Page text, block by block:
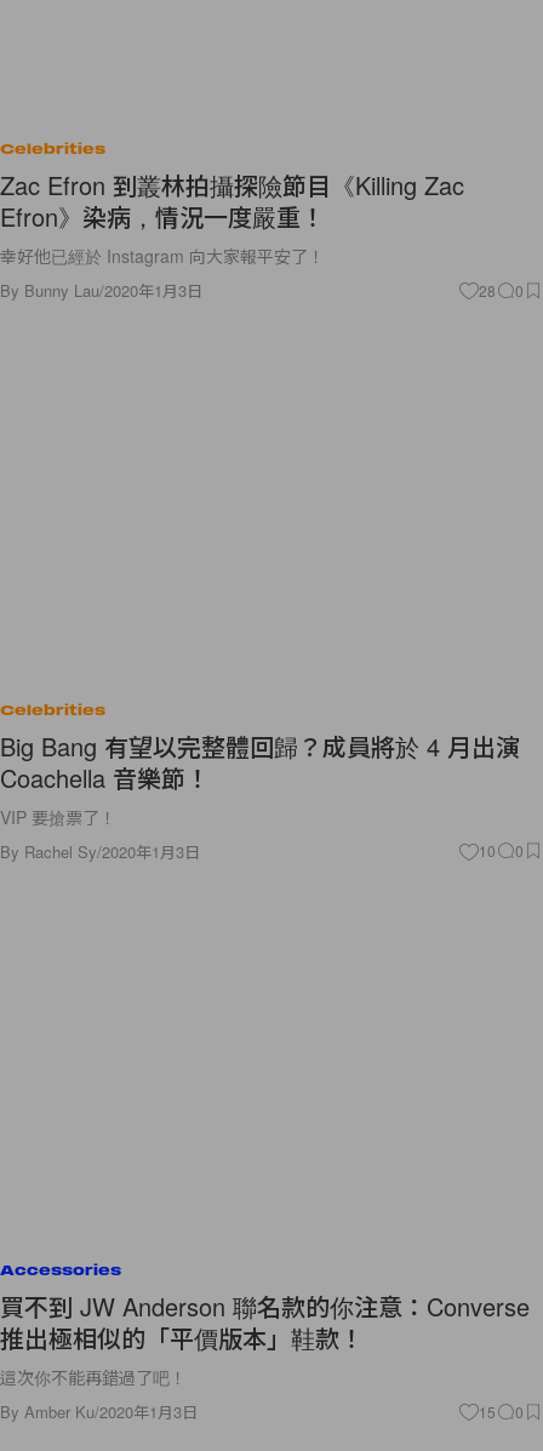
Celebrities
Zac Efron 到叢林拍攝探險節目《Killing Zac
Efron》染病，情況一度嚴重！
幸好他已經於 Instagram 向大家報平安了！
By Bunny Lau/2020年1月3日 28 0
Celebrities
Big Bang 有望以完整體回歸？成員將於 4 月出演
Coachella 音樂節！
VIP 要搶票了！
By Rachel Sy/2020年1月3日 10 0
Accessories
買不到 JW Anderson 聯名款的你注意：Converse
推出極相似的「平價版本」鞋款！
這次你不能再錯過了吧！
By Amber Ku/2020年1月3日 15 0